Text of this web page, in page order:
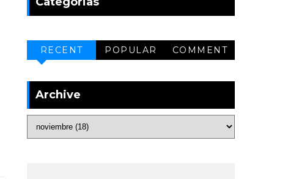
RECENT POPULAR COMMENT
Archive